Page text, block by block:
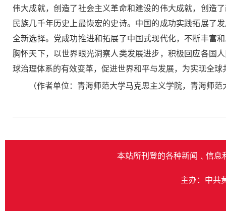
伟大成就，创造了社会主义革命和建设的伟大成就，创造
民族几千年历史上最恢宏的史诗。中国的成功实践拓展了
全新选择。党成功推进和拓展了中国式现代化，不断丰富
胸怀天下，以世界眼光洞察人类发展进步，积极回应各国
球治理体系的有效变革，促进世界和平与发展，为实现全
（作者单位：青海师范大学马克思主义学院，青海师
本站所刊登的各种新闻﹑信息
主办：中共